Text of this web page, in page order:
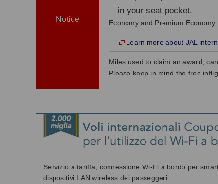
Notice
in your seat pocket.
Economy and Premium
Learn more about JAL
Miles used to claim an award,
Please keep in mind the free
Servizio a tariffa; connessione Wi-Fi a bordo per
dispositivi LAN wireless dei passeggeri.